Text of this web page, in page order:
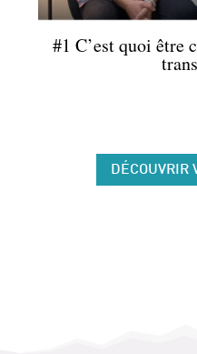
#1 C’est quoi être
DÉCOUVRIR